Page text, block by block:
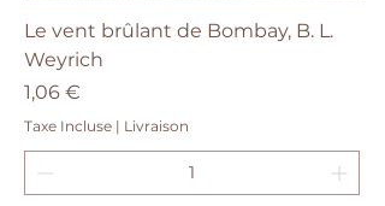
Le vent brûlant de Bombay, B. L.
Weyrich
Prix
1,06 €
Taxe Incluse | Livraison